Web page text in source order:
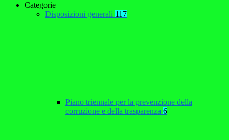
Categorie
Disposizioni generali 117
Piano triennale per la prevenzione della
corruzione e della trasparenza 6